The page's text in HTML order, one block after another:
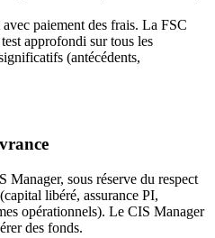
paiement des frais. La FSC
approfondi sur tous les
(antécédents,
Manager, sous réserve du respect
libéré, assurance PI,
opérationnels). Le CIS Manager
des fonds.